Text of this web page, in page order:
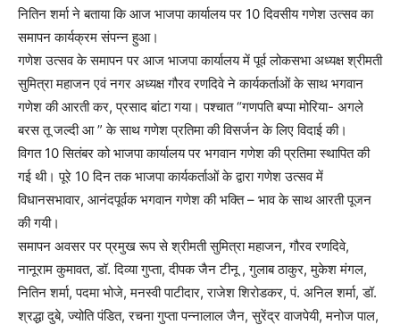
नितिन शर्मा ने बताया कि आज भाजपा कार्यालय पर 10 दिवसीय गणेश उत्सव का
समापन कार्यक्रम संपन्न हुआ।
गणेश उत्सव के समापन पर आज भाजपा कार्यालय में पूर्व लोकसभा अध्यक्ष श्रीमती
सुमित्रा महाजन एवं नगर अध्यक्ष गौरव रणदिवे ने कार्यकर्ताओं के साथ भगवान
गणेश की आरती कर, प्रसाद बांटा गया। पश्चात “गणपति बप्पा मोरिया- अगले
बरस तू जल्दी आ ” के साथ गणेश प्रतिमा की विसर्जन के लिए विदाई की।
विगत 10 सितंबर को भाजपा कार्यालय पर भगवान गणेश की प्रतिमा स्थापित की
गई थी। पूरे 10 दिन तक भाजपा कार्यकर्ताओं के द्वारा गणेश उत्सव में
विधानसभावार, आनंदपूर्वक भगवान गणेश की भक्ति – भाव के साथ आरती पूजन
की गयी।
समापन अवसर पर प्रमुख रूप से श्रीमती सुमित्रा महाजन, गौरव रणदिवे,
नानूराम कुमावत, डॉ. दिव्या गुप्ता, दीपक जैन टीनू , गुलाब ठाकुर, मुकेश मंगल,
नितिन शर्मा, पदमा भोजे, मनस्वी पाटीदार, राजेश शिरोडकर, पं. अनिल शर्मा, डॉ.
श्रद्धा दुबे, ज्योति पंडित, रचना गुप्ता पन्नालाल जैन, सुरेंद्र वाजपेयी, मनोज पाल,